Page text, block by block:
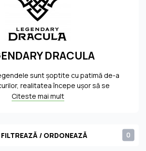
DRACULA
sunt șoptite cu patimă de-a
realitatea începe ușor să se
basmul, iar atunci când sâmburii de
a acestui personaj, Legendary Dracula
Citeste mai mult
FILTREAZĂ / ORDONEAZĂ 0